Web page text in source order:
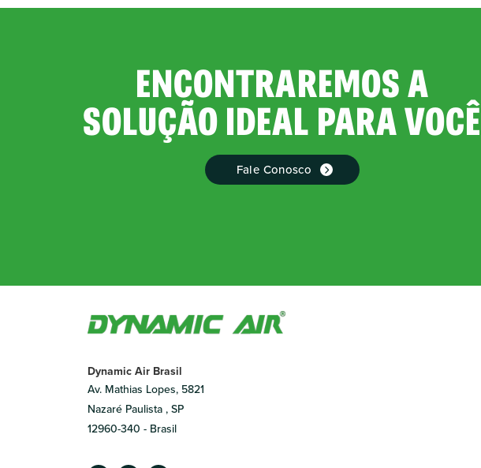
ENCONTRAREMOS A
SOLUÇÃO IDEAL PARA VOCÊ
Fale Conosco
Dynamic Air Brasil
Av. Mathias Lopes, 5821
Nazaré Paulista , SP
12960-340 - Brasil